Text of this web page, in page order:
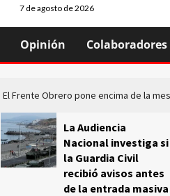
7 de agosto de 2026
Opinión Colaboradores
El Frente Obrero pone encima de la
La Audiencia
Nacional investiga si
la Guardia Civil
recibió avisos antes
de la entrada masiva